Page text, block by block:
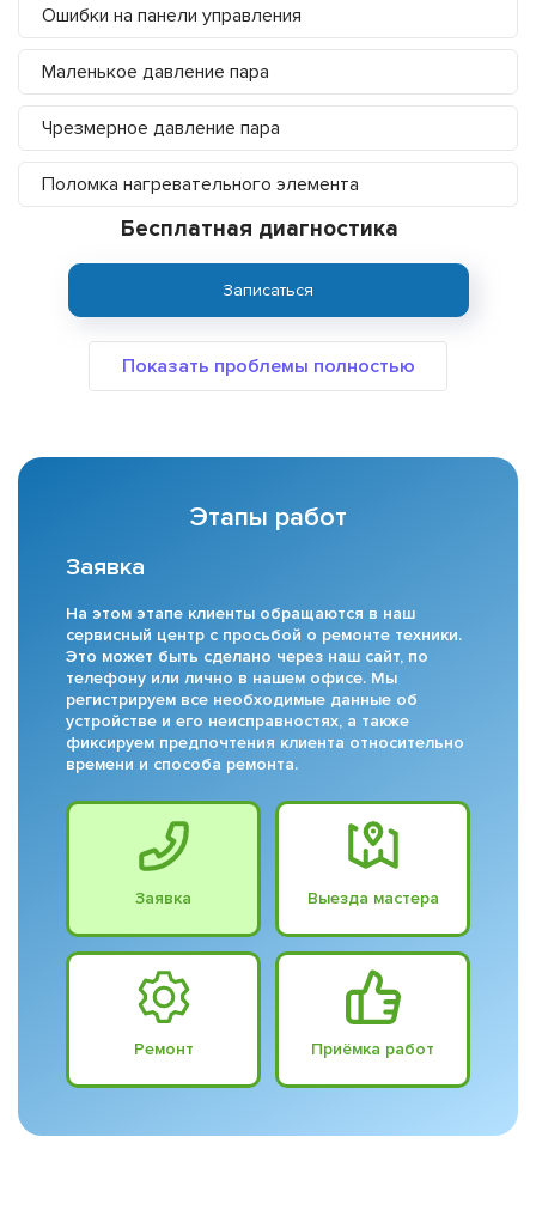
Ошибки на панели управления
Маленькое давление пара
Чрезмерное давление пара
Поломка нагревательного элемента
Бесплатная диагностика
Записаться
Этапы работ
Заявка
На этом этапе клиенты обращаются в наш
сервисный центр с просьбой о ремонте техники.
Это может быть сделано через наш сайт, по
телефону или лично в нашем офисе. Мы
регистрируем все необходимые данные об
устройстве и его неисправностях, а также
фиксируем предпочтения клиента относительно
времени и способа ремонта.
Заявка Выезда мастера
Ремонт Приёмка работ